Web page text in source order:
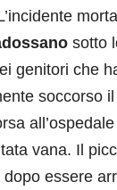
sotto
genitori che
soccorso
vana. Il
essere